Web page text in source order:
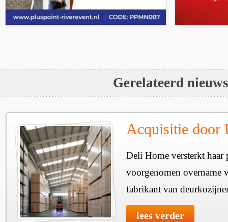
Gerelateerd nieuws
Acquisitie door
Deli Home versterkt haar
voorgenomen overname
fabrikant van
lees verder